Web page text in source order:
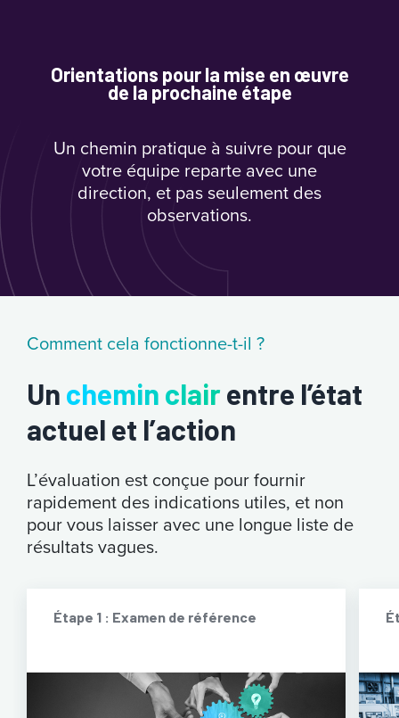
Orientations pour la mise en œuvre
de la prochaine étape
Un chemin pratique à suivre pour que
votre équipe reparte avec une
direction, et pas seulement des
observations.
Comment cela fonctionne-t-il ?
Un chemin clairentre l’état
actuel et l’action
L’évaluation est conçue pour fournir
rapidement des indications utiles, et non
pour vous laisser avec une longue liste de
résultats vagues.
Étape 1 : Examen de référence